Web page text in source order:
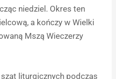
niedziel. Okres ten
a kończy w Wielki
Mszą Wieczerzy
liturgicznych podczas